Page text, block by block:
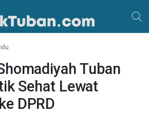
Tuban
Sehat Lewat
DPRD